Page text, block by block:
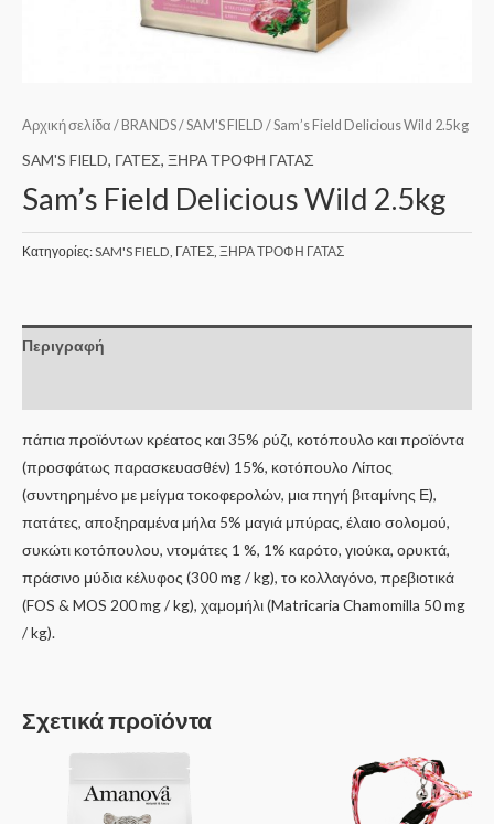
Αρχική σελίδα / BRANDS/SAM'S FIELD / Sam’s Field Delicious Wild 2.5kg
SAM'S FIELD, ΓΑΤΕΣ, ΞΗΡΑ ΤΡΟΦΗ ΓΑΤΑΣ
Sam’s Field Delicious Wild 2.5kg
Κατηγορίες:SAM'S FIELD, ΓΑΤΕΣ, ΞΗΡΑ ΤΡΟΦΗ ΓΑΤΑΣ
Περιγραφή
πάπια προϊόντων κρέατος και 35% ρύζι, κοτόπουλο και προϊόντα
(προσφάτως παρασκευασθέν) 15%, κοτόπουλο Λίπος
(συντηρημένο με μείγμα τοκοφερολών, μια πηγή βιταμίνης Ε),
πατάτες, αποξηραμένα μήλα 5% μαγιά μπύρας, έλαιο σολομού,
συκώτι κοτόπουλου, ντομάτες 1 %, 1% καρότο, γιούκα, ορυκτά,
πράσινο μύδια κέλυφος (300 mg / kg), το κολλαγόνο, πρεβιοτικά
(FOS & MOS 200 mg / kg), χαμομήλι (Matricaria Chamomilla 50 mg
/ kg).
Σχετικά προϊόντα